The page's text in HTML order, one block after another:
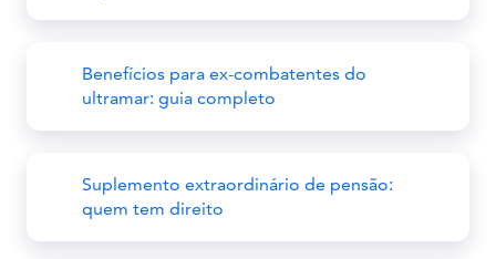
Benefícios para ex-combatentes do
ultramar: guia completo
Suplemento extraordinário de pensão:
quem tem direito